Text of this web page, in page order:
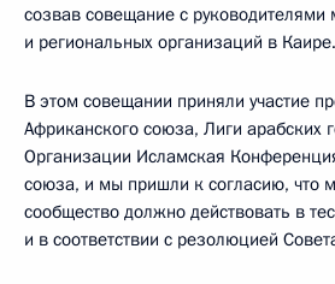
созвав совещание с
и региональных организаций в Каире.
В этом совещании приняли участие
Африканского союза, Лиги арабских
Организации Исламская
союза, и мы пришли к согласию, что
сообщество должно действовать в
и в соответствии с резолюцией